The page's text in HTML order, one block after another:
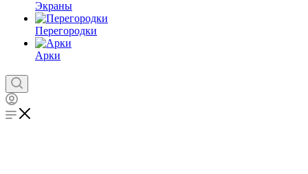
Экраны
Перегородки
Арки